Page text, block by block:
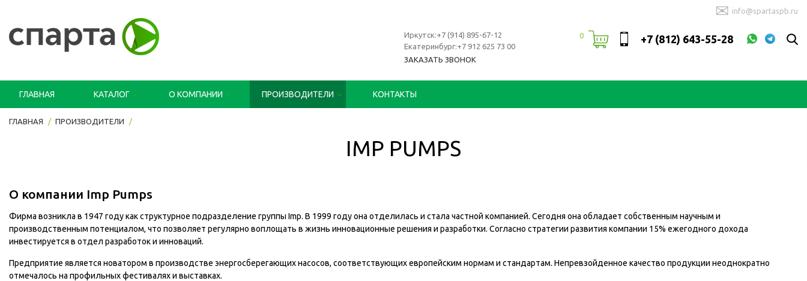
✉ info@spartaspb.ru
0 +7 (812) 643-55-28
Иркутск:+7 (914) 895-67-12
Екатеринбург:+7 912 625 73 00
ЗАКАЗАТЬ ЗВОНОК
ГЛАВНАЯ КАТАЛОГ О КОМПАНИИ ПРОИЗВОДИТЕЛИ КОНТАКТЫ
ГЛАВНАЯ ПРОИЗВОДИТЕЛИ
IMP PUMPS
О компании Imp Pumps
Фирма возникла в 1947 году как структурное подразделение группы Imp. В 1999 году она отделилась и стала частной компанией. Сегодня она обладает собственным научным и
производственным потенциалом, что позволяет регулярно воплощать в жизнь инновационные решения и разработки. Согласно стратегии развития компании 15% ежегодного дохода
инвестируется в отдел разработок и инноваций.
Предприятие является новатором в производстве энергосберегающих насосов, соответствующих европейским нормам и стандартам. Непревзойденное качество продукции неоднократно
отмечалось на профильных фестивалях и выставках.